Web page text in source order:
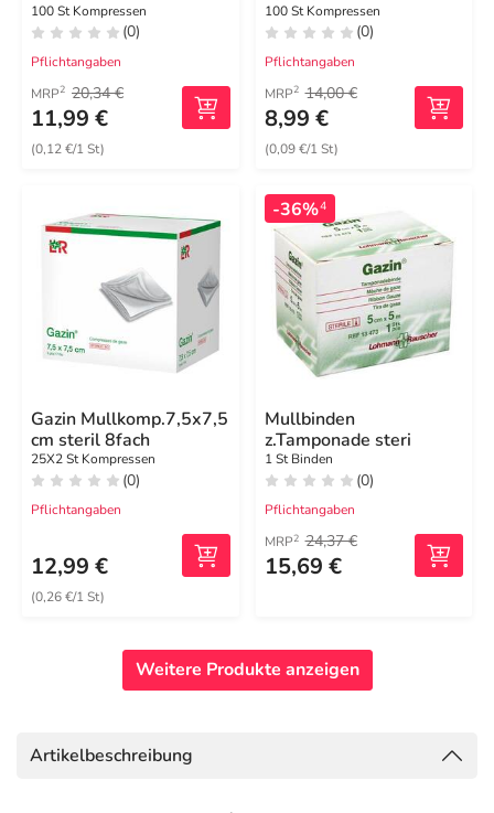
100 St Kompressen
(0)
Pflichtangaben
MRP2 20,34 €
11,99 €
(0,12 €/1 St)
100 St Kompressen
(0)
Pflichtangaben
MRP2 14,00 €
8,99 €
(0,09 €/1 St)
Gazin Mullkomp.7,5x7,5
cm steril 8fach
25X2 St Kompressen
(0)
Pflichtangaben
12,99 €
(0,26 €/1 St)
-36%4
Mullbinden
z.Tamponade steri
1 St Binden
(0)
Pflichtangaben
MRP2 24,37 €
15,69 €
Weitere Produkte anzeigen
Artikelbeschreibung